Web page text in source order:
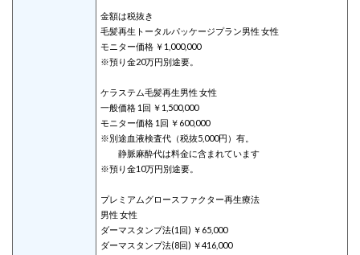
金額は税抜き
毛髪再生トータルパッケージプラン男性 女性
モニター価格 ￥1,000,000
※預り金20万円別途要。
ケラステム毛髪再生男性 女性
一般価格 1回 ￥1,500,000
モニター価格 1回 ￥600,000
※別途血液検査代（税抜5,000円）有。
静脈麻酔代は料金に含まれています
※預り金10万円別途要。
プレミアムグロースファクター再生療法
男性 女性
ダーマスタンプ法(1回) ￥65,000
ダーマスタンプ法(8回) ￥416,000